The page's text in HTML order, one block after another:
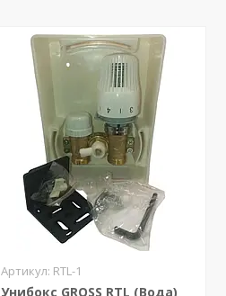
RTL-1
Унибокс GROSS RTL (Вода)